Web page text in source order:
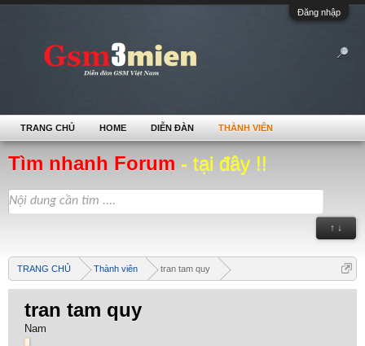
Đăng nhập
Tìm nhanh Forum - tại đây !!
↑ ↓
TRANG CHỦ Thành viên tran tam quy
tran tam quy
Nam
TRANG CHỦ HOME DIỄN ĐÀN THÀNH VIÊN